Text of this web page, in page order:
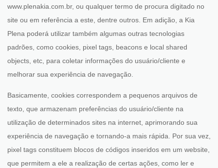
www.plenakia.com.br, ou qualquer termo de procura digitado no
site ou em referência a este, dentre outros. Em adição, a Kia
Plena poderá utilizar também algumas outras tecnologias
padrões, como cookies, pixel tags, beacons e local shared
objects, etc, para coletar informações do usuário/cliente e
melhorar sua experiência de navegação.
Basicamente, cookies correspondem a pequenos arquivos de
texto, que armazenam preferências do usuário/cliente na
utilização de determinados sites na internet, aprimorando sua
experiência de navegação e tornando-a mais rápida. Por sua vez,
pixel tags constituem blocos de códigos inseridos em um website,
que permitem a ele a realização de certas ações, como ler e